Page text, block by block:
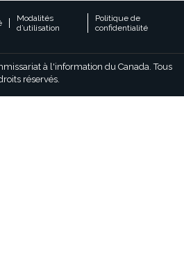
Modalités
d’utilisation
Politique de
confidentialité
à l'information du Canada. Tous
réservés.